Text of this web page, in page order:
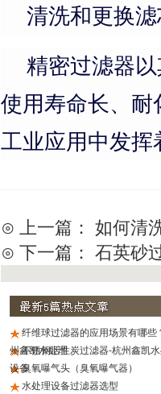
清洗和更换
精密过滤器以
使用寿命长、
工业应用中发挥
⊙ 上一篇： 如何清
⊙ 下一篇： 石英砂
纤维球过滤器的应用场景有哪些
州鑫凯水处理
不锈钢活性炭过滤器-杭州鑫凯
设备臭氧曝气头（臭氧曝气器）
水处理设备过滤器选型